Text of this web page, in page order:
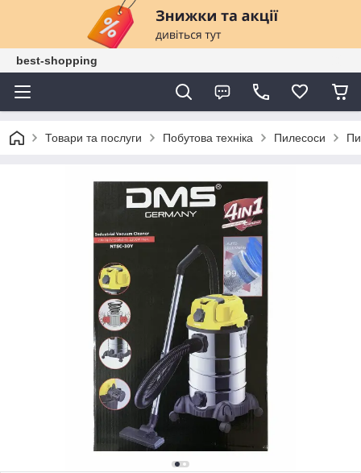
best-shopping
Товари та послуги Побутова техніка Пилесоси